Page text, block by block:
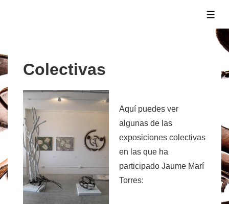
principalColectivas
Aquí puedes ver
algunas de las
exposiciones colectivas
en las que ha
participado Jaume Marí
Torres: